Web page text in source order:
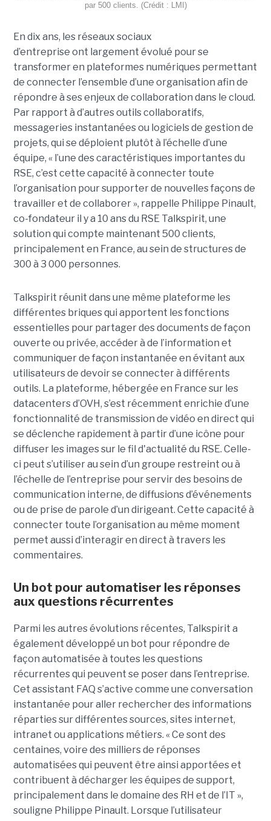
par 500 clients. (Crédit : LMI)
En dix ans, les réseaux sociaux
d’entreprise ont largement évolué pour se
transformer en plateformes numériques permettant
de connecter l’ensemble d’une organisation afin de
répondre à ses enjeux de collaboration dans le cloud.
Par rapport à d’autres outils collaboratifs,
messageries instantanées ou logiciels de gestion de
projets, qui se déploient plutôt à l’échelle d’une
équipe, « l’une des caractéristiques importantes du
RSE, c’est cette capacité à connecter toute
l’organisation pour supporter de nouvelles façons de
travailler et de collaborer », rappelle Philippe Pinault,
co-fondateur il y a 10 ans du RSE Talkspirit, une
solution qui compte maintenant 500 clients,
principalement en France, au sein de structures de
300 à 3 000 personnes.
Talkspirit réunit dans une même plateforme les
différentes briques qui apportent les fonctions
essentielles pour partager des documents de façon
ouverte ou privée, accéder à de l’information et
communiquer de façon instantanée en évitant aux
utilisateurs de devoir se connecter à différents
outils. La plateforme, hébergée en France sur les
datacenters d’OVH, s’est récemment enrichie d’une
fonctionnalité de transmission de vidéo en direct qui
se déclenche rapidement à partir d’une icône pour
diffuser les images sur le fil d'actualité du RSE. Celle-
ci peut s’utiliser au sein d’un groupe restreint ou à
l’échelle de l’entreprise pour servir des besoins de
communication interne, de diffusions d’événements
ou de prise de parole d’un dirigeant. Cette capacité à
connecter toute l’organisation au même moment
permet aussi d’interagir en direct à travers les
commentaires.
Un bot pour automatiser les réponses
aux questions récurrentes
Parmi les autres évolutions récentes, Talkspirit a
également développé un bot pour répondre de
façon automatisée à toutes les questions
récurrentes qui peuvent se poser dans l’entreprise.
Cet assistant FAQ s’active comme une conversation
instantanée pour aller rechercher des informations
réparties sur différentes sources, sites internet,
intranet ou applications métiers. « Ce sont des
centaines, voire des milliers de réponses
automatisées qui peuvent être ainsi apportées et
contribuent à décharger les équipes de support,
principalement dans le domaine des RH et de l’IT »,
souligne Philippe Pinault. Lorsque l’utilisateur